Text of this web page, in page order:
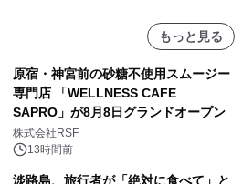
もっと見る
原宿・神宮前の砂糖不使用スムージー
専門店 「WELLNESS CAFE
SAPRO」が8月8日グランドオープン
株式会社RSF
13時間前
淡路島、旅行者が「絶対に食べて」と